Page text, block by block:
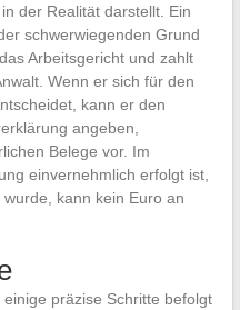
der Realität darstellt. Ein
schwerwiegenden Grund
Arbeitsgericht und zahlt
Wenn er sich für den
kann er den
angeben,
Belege vor. Im
einvernehmlich erfolgt ist,
kann kein Euro an
präzise Schritte befolgt